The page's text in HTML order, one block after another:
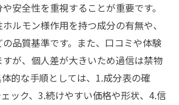
安全性を重視することが重要です。
ルモン様作用を持つ成分の有無や、
品質基準です。また、口コミや体験
が、個人差が大きいため過信は禁物
的な手順としては、1.成分表の確
ック、3.続けやすい価格や形状、4.信